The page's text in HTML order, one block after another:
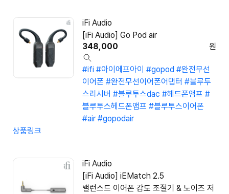
iFi Audio
[iFi Audio] Go Pod air
348,000
원
#ifi #아이에프아이 #gopod #완전무선
이어폰 #완전무선이어폰어댑터 #블루투
스리시버 #블루투스dac #헤드폰앰프 #
블루투스헤드폰앰프 #블루투스이어폰
#air #gopodair
상품링크
iFi Audio
[iFi Audio] iEMatch 2.5
밸런스드 이어폰 감도 조절기 & 노이즈 저